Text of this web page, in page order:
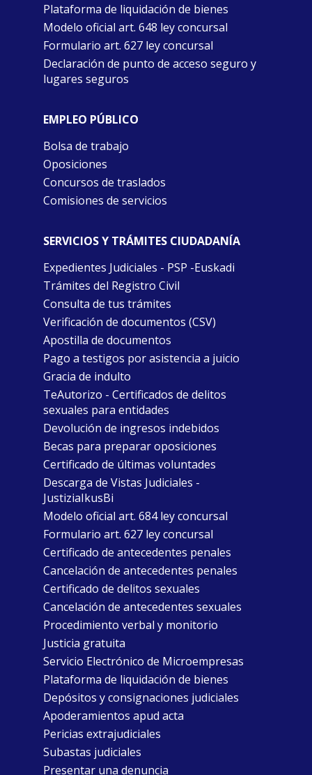
Plataforma de liquidación de bienes
Modelo oficial art. 648 ley concursal
Formulario art. 627 ley concursal
Declaración de punto de acceso seguro y
lugares seguros
EMPLEO PÚBLICO
Bolsa de trabajo
Oposiciones
Concursos de traslados
Comisiones de servicios
SERVICIOS Y TRÁMITES CIUDADANÍA
Expedientes Judiciales - PSP -Euskadi
Trámites del Registro Civil
Consulta de tus trámites
Verificación de documentos (CSV)
Apostilla de documentos
Pago a testigos por asistencia a juicio
Gracia de indulto
TeAutorizo - Certificados de delitos
sexuales para entidades
Devolución de ingresos indebidos
Becas para preparar oposiciones
Certificado de últimas voluntades
Descarga de Vistas Judiciales -
JustiziaIkusBi
Modelo oficial art. 684 ley concursal
Formulario art. 627 ley concursal
Certificado de antecedentes penales
Cancelación de antecedentes penales
Certificado de delitos sexuales
Cancelación de antecedentes sexuales
Procedimiento verbal y monitorio
Justicia gratuita
Servicio Electrónico de Microempresas
Plataforma de liquidación de bienes
Depósitos y consignaciones judiciales
Apoderamientos apud acta
Pericias extrajudiciales
Subastas judiciales
Presentar una denuncia